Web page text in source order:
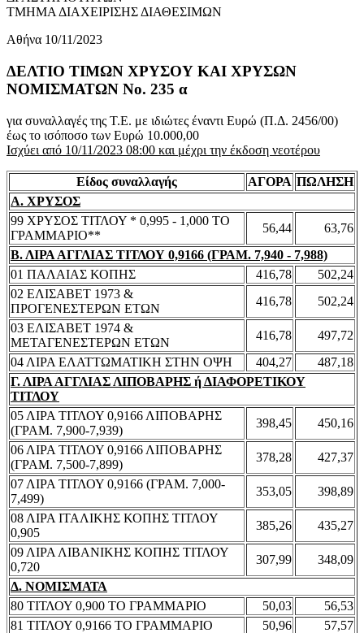
ΤΜΗΜΑ ΔΙΑΧΕΙΡΙΣΗΣ ΔΙΑΘΕΣΙΜΩΝ
Αθήνα 10/11/2023
ΔΕΛΤΙΟ ΤΙΜΩΝ ΧΡΥΣΟΥ ΚΑΙ ΧΡΥΣΩΝ
ΝΟΜΙΣΜΑΤΩΝ No. 235 α
για συναλλαγές της Τ.Ε. με ιδιώτες έναντι Ευρώ (Π.Δ. 2456/00)
έως το ισόποσο των Ευρώ 10.000,00
Ισχύει από 10/11/2023 08:00 και μέχρι την έκδοση νεοτέρου
Είδος συναλλαγής ΑΓΟΡΑ ΠΩΛΗΣΗ
Α. ΧΡΥΣΟΣ
99 ΧΡΥΣΟΣ ΤΙΤΛΟΥ * 0,995 - 1,000 ΤΟ
ΓΡΑΜΜΑΡΙΟ**
56,44
63,76
Β. ΛΙΡΑ ΑΓΓΛΙΑΣ ΤΙΤΛΟΥ 0,9166 (ΓΡΑΜ. 7,940 - 7,988)
01 ΠΑΛΑΙΑΣ ΚΟΠΗΣ
416,78
502,24
02 ΕΛΙΣΑΒΕΤ 1973 &
ΠΡΟΓΕΝΕΣΤΕΡΩΝ ΕΤΩΝ
416,78
502,24
03 ΕΛΙΣΑΒΕΤ 1974 &
ΜΕΤΑΓΕΝΕΣΤΕΡΩΝ ΕΤΩΝ
416,78
497,72
04 ΛΙΡΑ ΕΛΑΤΤΩΜΑΤΙΚΗ ΣΤΗΝ ΟΨΗ
404,27
487,18
Γ. ΛΙΡΑ ΑΓΓΛΙΑΣ ΛΙΠΟΒΑΡΗΣ ή ΔΙΑΦΟΡΕΤΙΚΟΥ
ΤΙΤΛΟΥ
05 ΛΙΡΑ ΤΙΤΛΟΥ 0,9166 ΛΙΠΟΒΑΡΗΣ
(ΓΡΑΜ. 7,900-7,939)
398,45
450,16
06 ΛΙΡΑ ΤΙΤΛΟΥ 0,9166 ΛΙΠΟΒΑΡΗΣ
(ΓΡΑΜ. 7,500-7,899)
378,28
427,37
07 ΛΙΡΑ ΤΙΤΛΟΥ 0,9166 (ΓΡΑΜ. 7,000-
7,499)
353,05
398,89
08 ΛΙΡΑ ΙΤΑΛΙΚΗΣ ΚΟΠΗΣ ΤΙΤΛΟΥ
0,905
385,26
435,27
09 ΛΙΡΑ ΛΙΒΑΝΙΚΗΣ ΚΟΠΗΣ ΤΙΤΛΟΥ
0,720
307,99
348,09
Δ. ΝΟΜΙΣΜΑΤΑ
80 ΤΙΤΛΟΥ 0,900 ΤΟ ΓΡΑΜΜΑΡΙΟ
50,03
56,53
81 ΤΙΤΛΟΥ 0,9166 ΤΟ ΓΡΑΜΜΑΡΙΟ
50,96
57,57